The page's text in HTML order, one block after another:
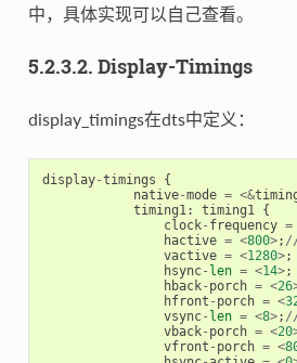
中，具体实现可以自己查看。
5.2.3.2. Display-Timings
display_timings在dts中定义：
display-timings
{
native-mode = <&
timing1 : timing1
{
clock- frequency =
hactive = <800>;
vactive = <1280>;
hsync- len = <14>;
hback- porch = <26
hfront - porch = <
vsync- len = <8>;
vback- porch = <20
vfront - porch = <